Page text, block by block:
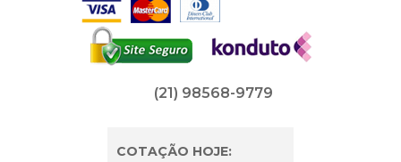
(21) 98568-9779
COTAÇÃO HOJE: